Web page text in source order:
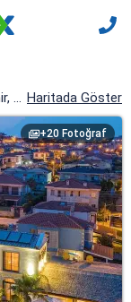
Çeşme, İzmir
Haritada Göster
+20 Fotoğraf